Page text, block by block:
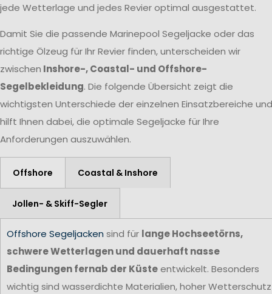
jede Wetterlage und jedes Revier optimal ausgestattet.
Damit Sie die passende Marinepool Segeljacke oder das
richtige Ölzeug für Ihr Revier finden, unterscheiden wir
zwischen Inshore-, Coastal- und Offshore-
Segelbekleidung. Die folgende Übersicht zeigt die
wichtigsten Unterschiede der einzelnen Einsatzbereiche und
hilft Ihnen dabei, die optimale Segeljacke für Ihre
Anforderungen auszuwählen.
Offshore Coastal & Inshore
Jollen- & Skiff-Segler
Offshore Segeljacken sind für lange Hochseetörns,
schwere Wetterlagen und dauerhaft nasse
Bedingungen fernab der Küsteentwickelt. Besonders
wichtig sind wasserdichte Materialien, hoher Wetterschutz